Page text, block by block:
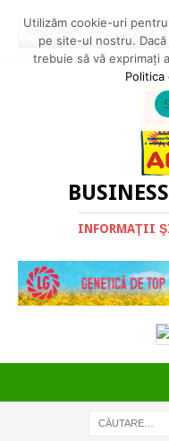
INFORMAŢII
Utilizăm cookie-uri
pe site-ul nostru.
trebuie să vă exprimați